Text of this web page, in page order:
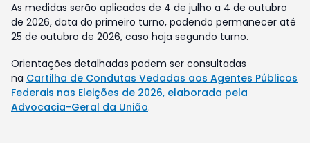
As medidas serão aplicadas de 4 de julho a 4 de outubro
de 2026, data do primeiro turno, podendo permanecer até
25 de outubro de 2026, caso haja segundo turno.
Orientações detalhadas podem ser consultadas
na Cartilha de Condutas Vedadas aos Agentes Públicos
Federais nas Eleições de 2026, elaborada pela
Advocacia-Geral da União.